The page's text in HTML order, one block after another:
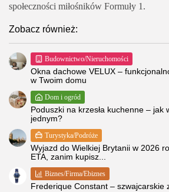
społeczności miłośników Formuły 1.
Zobacz również:
Budownictwo/Nieruchomości
Okna dachowe VELUX –
w Twoim domu
Dom i ogród
Poduszki na krzesła kuchenne – jak
jednym?
Turystyka/Podróże
Wyjazd do Wielkiej Brytanii w 2026
ETA, zanim kupisz...
Biznes/Firma/Ebiznes
Frederique Constant – szwajcarskie